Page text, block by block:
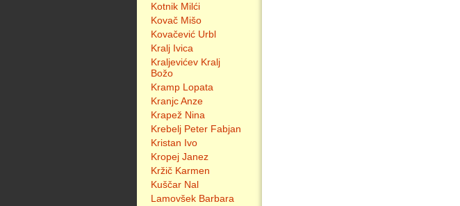
Kotnik Milći
Kovač Mišo
Kovačević Urbl
Kralj Ivica
Kraljevićev Kralj
Božo
Kramp Lopata
Kranjc Anze
Krapež Nina
Krebelj Peter Fabjan
Kristan Ivo
Kropej Janez
Kržič Karmen
Kuščar Nal
Lamovšek Barbara